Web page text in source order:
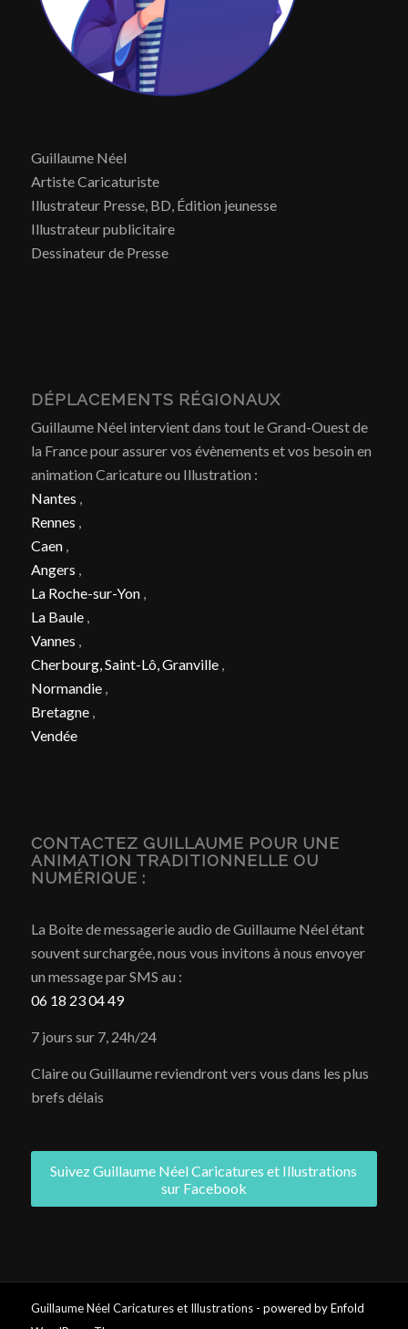
Guillaume Néel
Artiste Caricaturiste
Illustrateur Presse, BD, Édition jeunesse
Illustrateur publicitaire
Dessinateur de Presse
DÉPLACEMENTS RÉGIONAUX
Guillaume Néel intervient dans tout le Grand-Ouest de
la France pour assurer vos évènements et vos besoin en
animation Caricature ou Illustration :
Nantes ,
Rennes ,
Caen,
Angers ,
La Roche-sur-Yon,
La Baule,
Vannes ,
Cherbourg, Saint-Lô, Granville,
Normandie,
Bretagne,
Vendée
CONTACTEZ GUILLAUME POUR UNE
ANIMATION TRADITIONNELLE OU
NUMÉRIQUE :
La Boite de messagerie audio de Guillaume Néel étant
souvent surchargée, nous vous invitons à nous envoyer
un message par SMS au :
06 18 23 04 49
7 jours sur 7, 24h/24
Claire ou Guillaume reviendront vers vous dans les plus
brefs délais
Suivez Guillaume Néel Caricatures et Illustrations
sur Facebook
Guillaume Néel Caricatures et Illustrations - powered by Enfold